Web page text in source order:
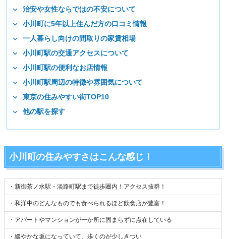
治安や女性ならではの不安について
小川町に5年以上住んだ方の口コミ情報
一人暮らし向けの間取りの家賃相場
小川町駅の交通アクセスについて
小川町駅の便利なお店情報
小川町駅周辺の特徴や雰囲気について
東京の住みやすい街TOP10
他の駅を探す
小川町の住みやすさはこんな感じ！
・新御茶ノ水駅・淡路町駅まで徒歩圏内！アクセス抜群！
・和洋中のどんなものでも食べられるほど飲食店が豊富！
・アパートやマンションが一か所に固まらずに点在している
・緩やかな坂になっていて、歩くのが少しきつい